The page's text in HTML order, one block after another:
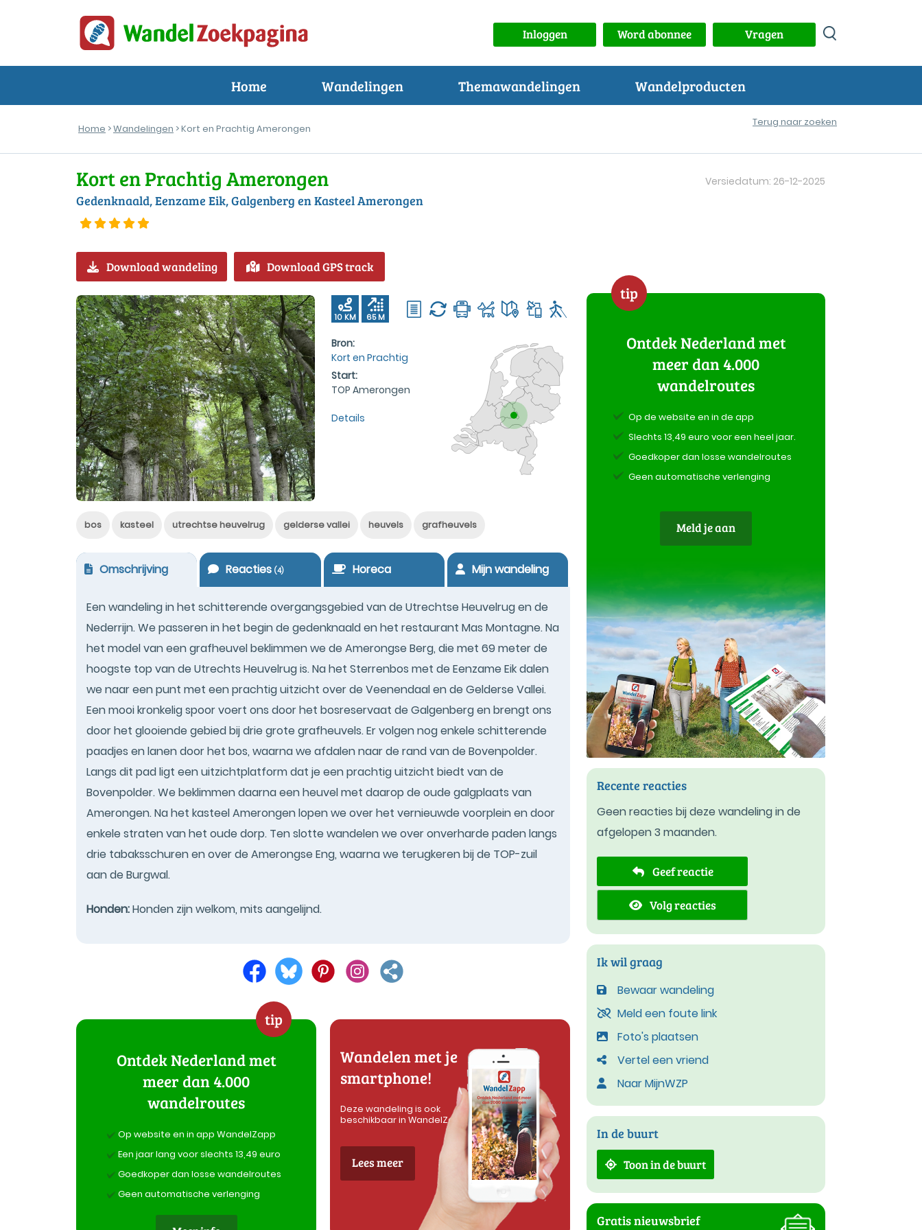
Inloggen Word abonnee Vragen
Home Wandelingen Themawandelingen Wandelproducten
Home >Wandelingen > Kort en Prachtig Amerongen
Terug naar zoeken
Kort en Prachtig Amerongen
Gedenknaald, Eenzame Eik, Galgenberg en Kasteel Amerongen
Versiedatum: 26-12-2025
Download wandeling Download GPS track
10 KM 65 M
Bron:
Kort en Prachtig
Start:
TOP Amerongen
Details
bos kasteel utrechtse heuvelrug gelderse vallei heuvels grafheuvels
Omschrijving Reacties(4) Horeca Mijn wandeling
Een wandeling in het schitterende overgangsgebied van de Utrechtse Heuvelrug en de
Nederrijn. We passeren in het begin de gedenknaald en het restaurant Mas Montagne. Na
het model van een grafheuvel beklimmen we de Amerongse Berg, die met 69 meter de
hoogste top van de Utrechts Heuvelrug is. Na het Sterrenbos met de Eenzame Eik dalen
we naar een punt met een prachtig uitzicht over de Veenendaal en de Gelderse Vallei.
Een mooi kronkelig spoor voert ons door het bosreservaat de Galgenberg en brengt ons
door het glooiende gebied bij drie grote grafheuvels. Er volgen nog enkele schitterende
paadjes en lanen door het bos, waarna we afdalen naar de rand van de Bovenpolder.
Langs dit pad ligt een uitzichtplatform dat je een prachtig uitzicht biedt van de
Bovenpolder. We beklimmen daarna een heuvel met daarop de oude galgplaats van
Amerongen. Na het kasteel Amerongen lopen we over het vernieuwde voorplein en door
enkele straten van het oude dorp. Ten slotte wandelen we over onverharde paden langs
drie tabaksschuren en over de Amerongse Eng, waarna we terugkeren bij de TOP-zuil
aan de Burgwal.
Honden:Honden zijn welkom, mits aangelijnd.
tip
Ontdek Nederland met
meer dan 4.000
wandelroutes
Op website en in app WandelZapp
Een jaar lang voor slechts 13,49 euro
Goedkoper dan losse wandelroutes
Geen automatische verlenging
Wandelen met je
smartphone!
Deze wandeling is ook
beschikbaar in WandelZapp
Lees meer
tip
Ontdek Nederland met
meer dan 4.000
wandelroutes
Op de website en in de app
Slechts 13,49 euro voor een heel jaar.
Goedkoper dan losse wandelroutes
Geen automatische verlenging
Meld je aan
Recente reacties
Geen reacties bij deze wandeling in de
afgelopen 3 maanden.
Geef reactie
Volg reacties
Ik wil graag
Bewaar wandeling
Meld een foute link
Foto's plaatsen
Vertel een vriend
Naar MijnWZP
In de buurt
Toon in de buurt
Gratis nieuwsbrief